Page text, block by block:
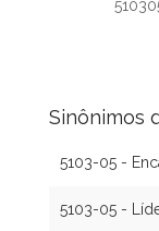
Sinônimos
5103-05 -
5103-05 -